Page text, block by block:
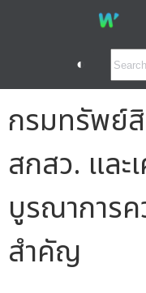
◐
กรมทรัพย์
สกสว. แล
บูรณาการ
สำคัญ